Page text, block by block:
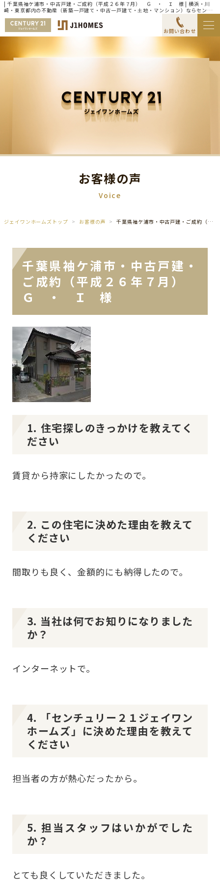
| 千葉県袖ケ浦市・中古戸建・ご成約（平成２６年７月） Ｇ ・ Ｉ 様 | 横浜・川
崎・東京都内の不動産（新築一戸建て・中古一戸建て・土地・マンション）ならセンチ
ュリー21ジェイワンホームズ
お問い合わせ
お客様の声
Voice
ジェイワンホームズトップ お客様の声 千葉県袖ケ浦市・中古戸建・ご成約（平成２６年７月） Ｇ ・ Ｉ 様
千葉県袖ケ浦市・中古戸建・
ご成約（平成２６年７月）
Ｇ ・ Ｉ 様
1. 住宅探しのきっかけを教えてく
ださい
賃貸から持家にしたかったので。
2. この住宅に決めた理由を教えて
ください
間取りも良く、金額的にも納得したので。
3. 当社は何でお知りになりました
か？
インターネットで。
4. 「センチュリー２１ジェイワン
ホームズ」に決めた理由を教えて
ください
担当者の方が熱心だったから。
5. 担当スタッフはいかがでした
か？
とても良くしていただきました。